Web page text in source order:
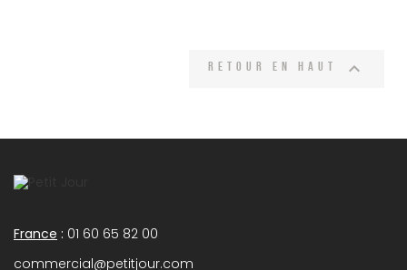
Retour en haut 
France : 01 60 65 82 00
commercial@petitjour.com